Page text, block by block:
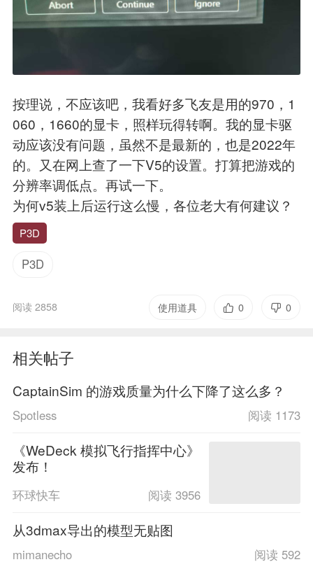
按理说，不应该吧，我看好多飞友是用的970，1
060，1660的显卡，照样玩得转啊。我的显卡驱
动应该没有问题，虽然不是最新的，也是2022年
的。又在网上查了一下V5的设置。打算把游戏的
分辨率调低点。再试一下。
为何v5装上后运行这么慢，各位老大有何建议？
P3D
P3D
阅读 2858 0
0
使用道具
相关帖子
CaptainSim 的游戏质量为什么下降了这么多？
Spotless 阅读 1173
《WeDeck 模拟飞行指挥中心》
发布！
环球快车 阅读 3956
从3dmax导出的模型无贴图
mimanecho 阅读 592